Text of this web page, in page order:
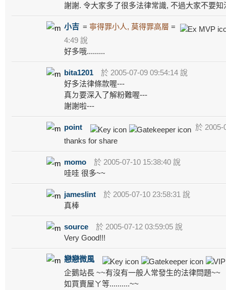
謝謝. 令大家多了很多法律常識, 不過大家不要知
小吉 = 寧得罪小人, 莫得罪高層 =
4:49 說
好多哦.........
bita1201
於 2005-07-09 09:54:14 說
好多法律條款喔---
真ㄉ要深入了解粉難喔---
謝謝啦---
point
於 2005-
thanks for share
momo
於 2005-07-10 15:38:40 說
哇哇 很多~~
jameslint
於 2005-07-10 23:58:31 說
真棒
source
於 2005-07-12 03:59:05 說
Very Good!!!
戀戀微風
企鵝站長 ~~有沒有一般人常發生的法律問題~~
如買賣屋ㄚ等..........~~